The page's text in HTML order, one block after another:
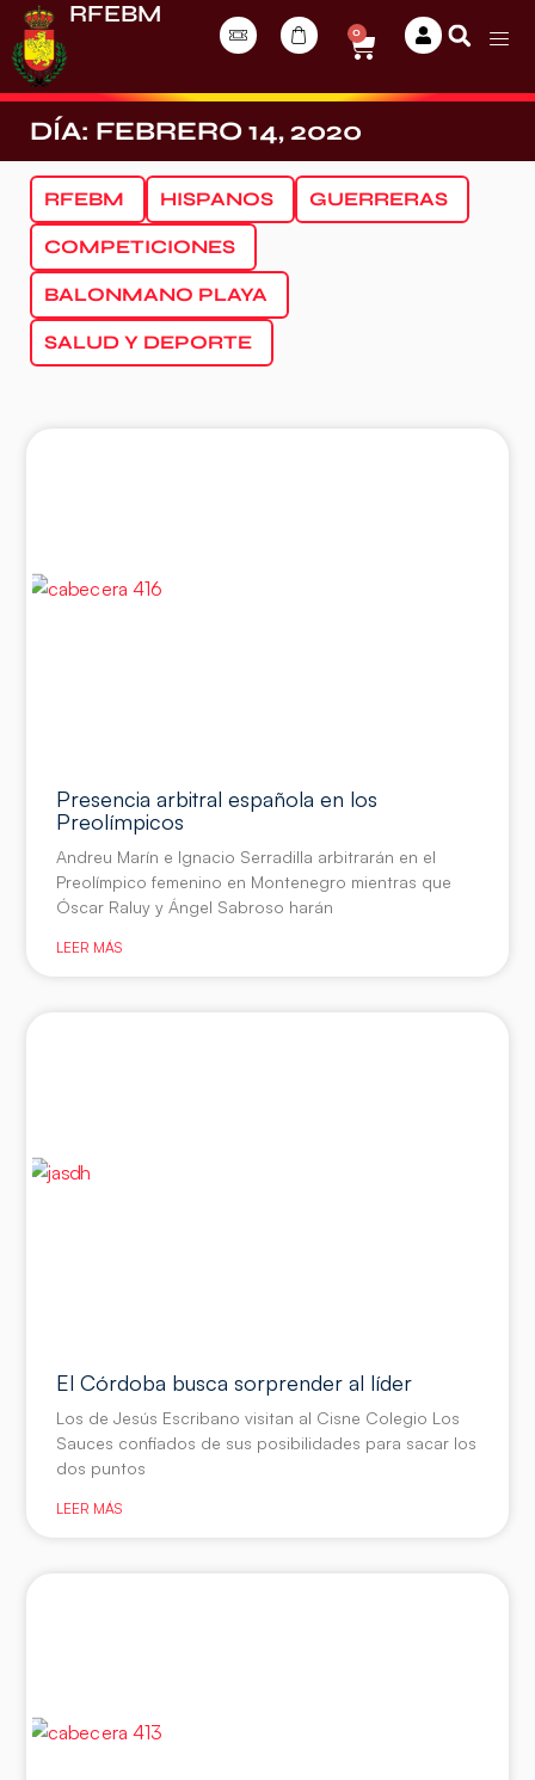
RFEBM
0
DÍA: FEBRERO 14, 2020
RFEBM HISPANOS GUERRERAS
COMPETICIONES
BALONMANO PLAYA
SALUD Y DEPORTE
Presencia arbitral española en los
Preolímpicos
Andreu Marín e Ignacio Serradilla arbitrarán en el
Preolímpico femenino en Montenegro mientras que
Óscar Raluy y Ángel Sabroso harán
LEER MÁS
El Córdoba busca sorprender al líder
Los de Jesús Escribano visitan al Cisne Colegio Los
Sauces confiados de sus posibilidades para sacar los
dos puntos
LEER MÁS